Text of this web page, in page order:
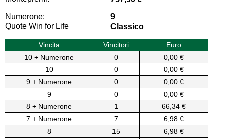
Numerone:
9
Quote Win for Life
Classico
Vincita Vincitori
Euro
10 + Numerone
0
0,00 €
10
0
0,00 €
9 + Numerone
0
0,00 €
9
0
0,00 €
8 + Numerone
1
66,34 €
7 + Numerone
7
6,98 €
8
15
6,98 €